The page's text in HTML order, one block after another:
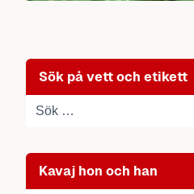
Sök på vett och etikett
Kavaj hon och han